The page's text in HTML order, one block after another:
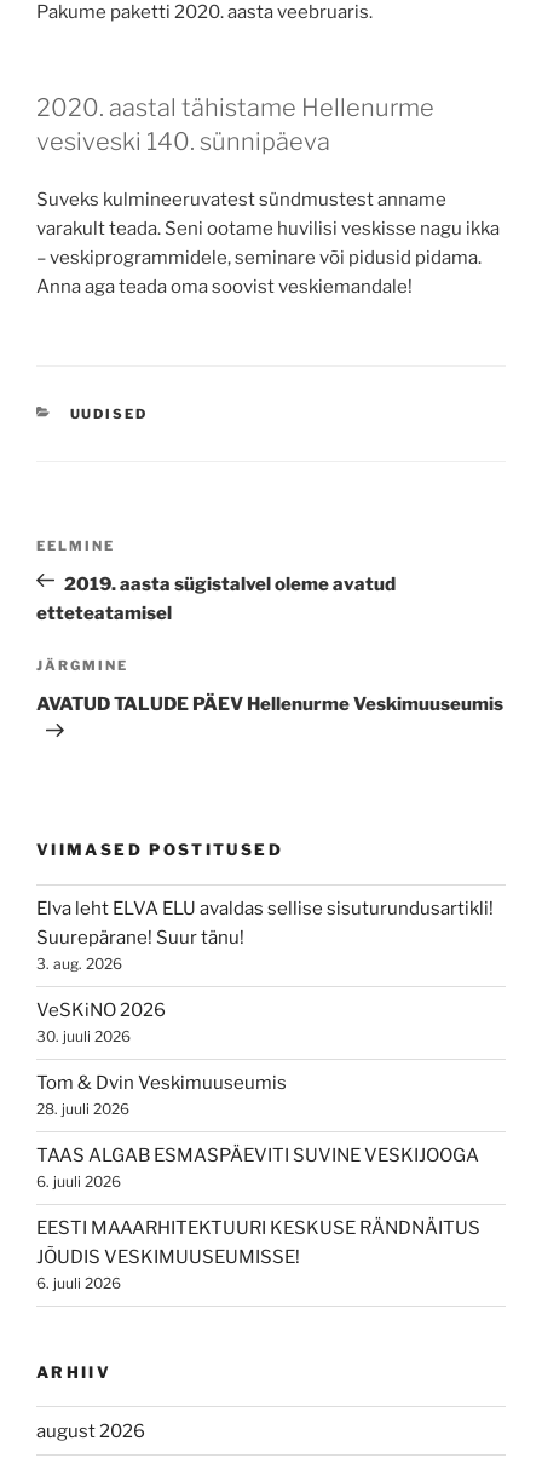
Pakume paketti 2020. aasta veebruaris.
2020. aastal tähistame Hellenurme
vesiveski 140. sünnipäeva
Suveks kulmineeruvatest sündmustest anname
varakult teada. Seni ootame huvilisi veskisse nagu ikka
– veskiprogrammidele, seminare või pidusid pidama.
Anna aga teada oma soovist veskiemandale!
CATEGORIES
UUDISED
Previous
Post
EELMINE
2019. aasta sügistalvel oleme avatud
etteteatamisel
Next
Post
JÄRGMINE
AVATUD TALUDE PÄEV Hellenurme Veskimuuseumis
VIIMASED POSTITUSED
Elva leht ELVA ELU avaldas sellise sisuturundusartikli!
Suurepärane! Suur tänu!
3. aug. 2026
VeSKiNO 2026
30. juuli 2026
Tom & Dvin Veskimuuseumis
28. juuli 2026
TAAS ALGAB ESMASPÄEVITI SUVINE VESKIJOOGA
6. juuli 2026
EESTI MAAARHITEKTUURI KESKUSE RÄNDNÄITUS
JÕUDIS VESKIMUUSEUMISSE!
6. juuli 2026
ARHIIV
august 2026